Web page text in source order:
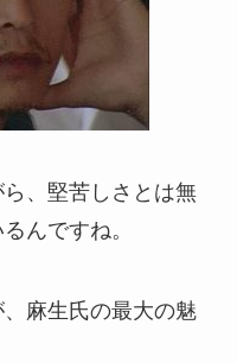
、堅苦しさとは無
んですね。
麻生氏の最大の魅